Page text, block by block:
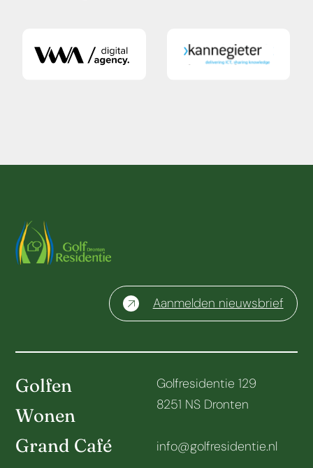
Aanmelden nieuwsbrief
Golfen
Wonen
Grand Café
Golfresidentie 129
8251 NS Dronten
info@golfresidentie.nl